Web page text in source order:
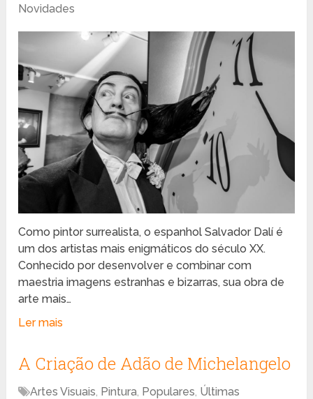
Novidades
Como pintor surrealista, o espanhol Salvador Dalí é
um dos artistas mais enigmáticos do século XX.
Conhecido por desenvolver e combinar com
maestria imagens estranhas e bizarras, sua obra de
arte mais…
Ler mais
A Criação de Adão de Michelangelo
Artes Visuais, Pintura, Populares, Últimas